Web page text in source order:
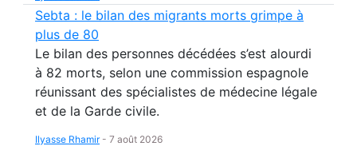
Sebta : le bilan des migrants morts grimpe à
plus de 80
Le bilan des personnes décédées s’est alourdi
à 82 morts, selon une commission espagnole
réunissant des spécialistes de médecine légale
et de la Garde civile.
Ilyasse Rhamir- 7 août 2026